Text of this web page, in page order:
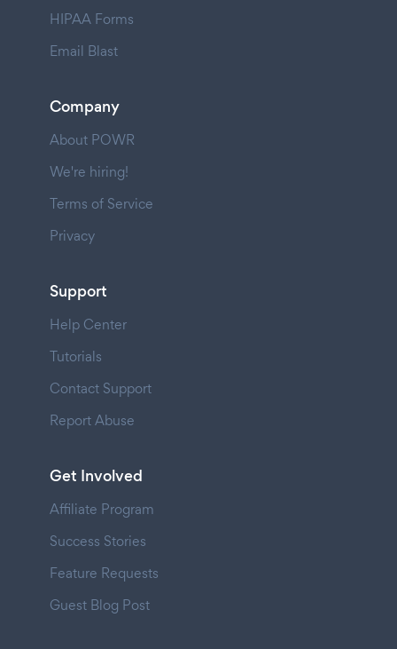
HIPAA Forms
Email Blast
Company
About POWR
We're hiring!
Terms of Service
Privacy
Support
Help Center
Tutorials
Contact Support
Report Abuse
Get Involved
Affiliate Program
Success Stories
Feature Requests
Guest Blog Post